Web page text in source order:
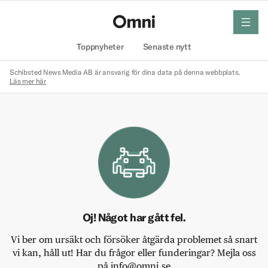
Toppnyheter Senaste nytt
meny
Schibsted News Media AB är ansvarig för dina data på denna webbplats.
Läs mer här
Oj! Något har gått fel.
Vi ber om ursäkt och försöker åtgärda problemet så snart
vi kan, håll ut! Har du frågor eller funderingar? Mejla oss